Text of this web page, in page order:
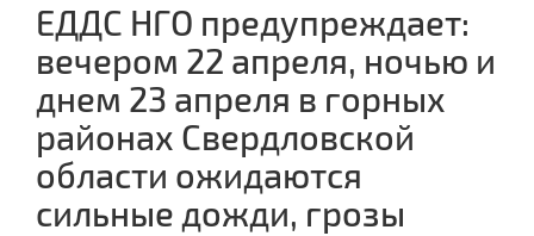
ЕДДС НГО предупреждает:
вечером 22 апреля, ночью и
днем 23 апреля в горных
районах Свердловской
области ожидаются
сильные дожди, грозы